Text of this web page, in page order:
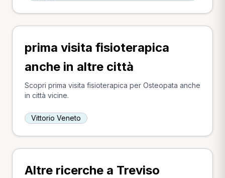
prima visita fisioterapica
anche in altre città
Scopri prima visita fisioterapica per Osteopata anche
in città vicine.
Vittorio Veneto
Altre ricerche a Treviso